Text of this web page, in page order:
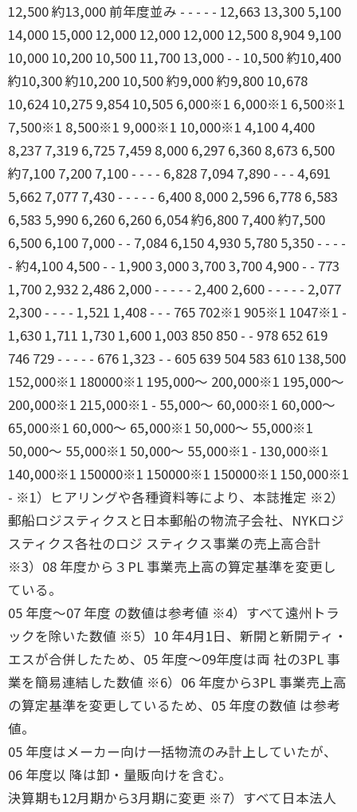
12,500 約13,000 前年度並み - - - - - 12,663 13,300 5,100
14,000 15,000 12,000 12,000 12,000 12,500 8,904 9,100
10,000 10,200 10,500 11,700 13,000 - - 10,500 約10,400
約10,300 約10,200 10,500 約9,000 約9,800 10,678
10,624 10,275 9,854 10,505 6,000※1 6,000※1 6,500※1
7,500※1 8,500※1 9,000※1 10,000※1 4,100 4,400
8,237 7,319 6,725 7,459 8,000 6,297 6,360 8,673 6,500
約7,100 7,200 7,100 - - - - 6,828 7,094 7,890 - - - 4,691
5,662 7,077 7,430 - - - - - 6,400 8,000 2,596 6,778 6,583
6,583 5,990 6,260 6,260 6,054 約6,800 7,400 約7,500
6,500 6,100 7,000 - - 7,084 6,150 4,930 5,780 5,350 - - - -
- 約4,100 4,500 - - 1,900 3,000 3,700 3,700 4,900 - - 773
1,700 2,932 2,486 2,000 - - - - - 2,400 2,600 - - - - - 2,077
2,300 - - - - 1,521 1,408 - - - 765 702※1 905※1 1047※1 -
1,630 1,711 1,730 1,600 1,003 850 850 - - 978 652 619
746 729 - - - - - 676 1,323 - - 605 639 504 583 610 138,500
152,000※1 180000※1 195,000〜 200,000※1 195,000〜
200,000※1 215,000※1 - 55,000〜 60,000※1 60,000〜
65,000※1 60,000〜 65,000※1 50,000〜 55,000※1
50,000〜 55,000※1 50,000〜 55,000※1 - 130,000※1
140,000※1 150000※1 150000※1 150000※1 150,000※1
- ※1）ヒアリングや各種資料等により、本誌推定 ※2）
郵船ロジスティクスと日本郵船の物流子会社、NYKロジ
スティクス各社のロジ スティクス事業の売上高合計
※3）08 年度から３PL 事業売上高の算定基準を変更し
ている。
05 年度〜07 年度 の数値は参考値 ※4）すべて遠州トラ
ックを除いた数値 ※5）10 年4月1日、新開と新開ティ・
エスが合併したため、05 年度〜09年度は両 社の3PL 事
業を簡易連結した数値 ※6）06 年度から3PL 事業売上高
の算定基準を変更しているため、05 年度の数値 は参考
値。
05 年度はメーカー向け一括物流のみ計上していたが、
06 年度以 降は卸・量販向けを含む。
決算期も12月期から3月期に変更 ※7）すべて日本法人